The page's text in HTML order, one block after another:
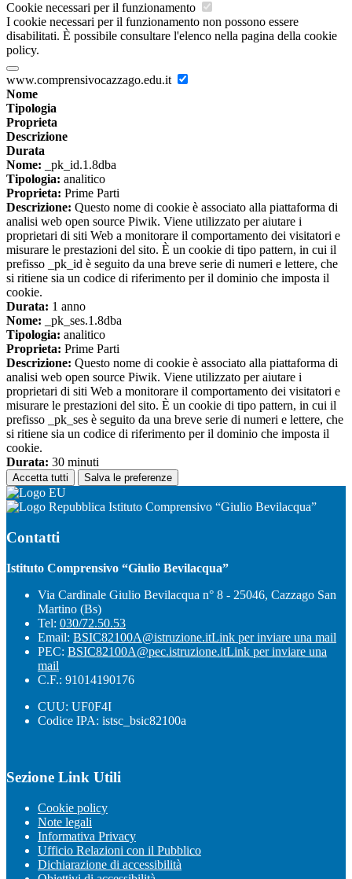
Cookie necessari per il funzionamento
I cookie necessari per il funzionamento non possono essere
disabilitati. È possibile consultare l'elenco nella pagina della cookie
policy.
www.comprensivocazzago.edu.it
Nome
Tipologia
Proprieta
Descrizione
Durata
Nome: _pk_id.1.8dba
Tipologia: analitico
Proprieta: Prime Parti
Descrizione: Questo nome di cookie è associato alla piattaforma di
analisi web open source Piwik. Viene utilizzato per aiutare i
proprietari di siti Web a monitorare il comportamento dei visitatori e
misurare le prestazioni del sito. È un cookie di tipo pattern, in cui il
prefisso _pk_id è seguito da una breve serie di numeri e lettere, che
si ritiene sia un codice di riferimento per il dominio che imposta il
cookie.
Durata: 1 anno
Nome: _pk_ses.1.8dba
Tipologia: analitico
Proprieta: Prime Parti
Descrizione: Questo nome di cookie è associato alla piattaforma di
analisi web open source Piwik. Viene utilizzato per aiutare i
proprietari di siti Web a monitorare il comportamento dei visitatori e
misurare le prestazioni del sito. È un cookie di tipo pattern, in cui il
prefisso _pk_ses è seguito da una breve serie di numeri e lettere, che
si ritiene sia un codice di riferimento per il dominio che imposta il
cookie.
Durata: 30 minuti
Accetta tutti Salva le preferenze
Istituto Comprensivo “Giulio Bevilacqua”
Contatti
Istituto Comprensivo “Giulio Bevilacqua”
Via Cardinale Giulio Bevilacqua n° 8 - 25046, Cazzago San
Martino (Bs)
Tel: 030/72.50.53
Email: BSIC82100A@istruzione.itLink per inviare una mail
PEC: BSIC82100A@pec.istruzione.itLink per inviare una
mail
C.F.: 91014190176
CUU: UF0F4I
Codice IPA: istsc_bsic82100a
Sezione Link Utili
Cookie policy
Note legali
Informativa Privacy
Ufficio Relazioni con il Pubblico
Dichiarazione di accessibilità